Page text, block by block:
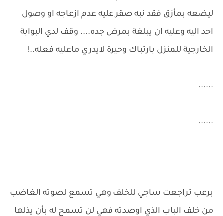
ليضعه بمأزق فقد نبه صقر عليه عدم ازعاجه او وصول
احد اليه وعليه ان يبلغة بمرض جده.... وقف لدي البوابة
الخارجية للمنزل بارتباك وحيرة لايدري ماعليه فعله..!
......
......
برعب تراجعت ساجي للخلف وهي تسمع لصوته الغاضب
من خلف الباب الذي اوصدته فهي لن تسمح له بأن يذلها